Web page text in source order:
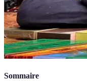
Sommaire